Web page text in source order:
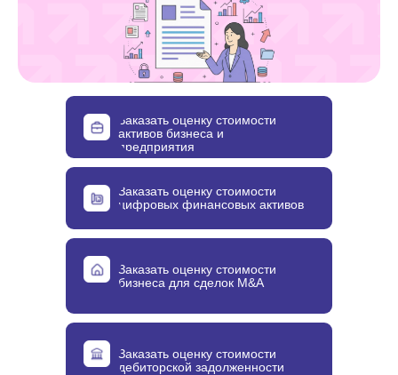
Заказать оценку стоимости
активов бизнеса и
предприятия
Заказать оценку стоимости
цифровых финансовых активов
Заказать оценку стоимости
бизнеса для сделок M&A
Заказать оценку стоимости
дебиторской задолженности